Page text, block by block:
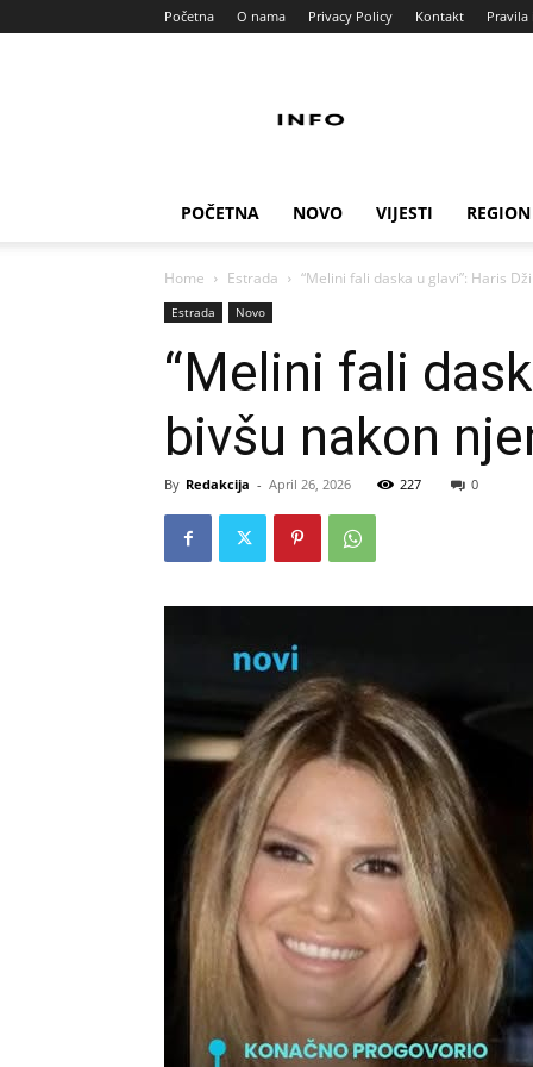
Početna O nama Privacy Policy Kontakt
POČETNA NOVO VIJESTI REGION
Home Estrada “Melini fali daska u glavi”: Haris
Estrada Novo
“Melini fali
bivšu nakon
By Redakcija - April 26, 2026 227 0